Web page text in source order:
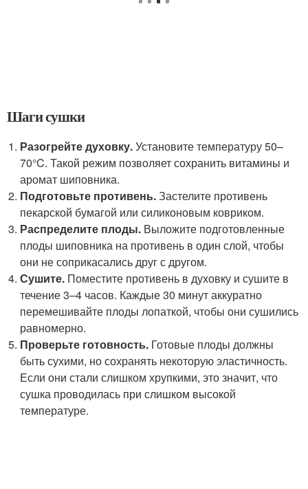
Шаги сушки
Разогрейте духовку.Установите температуру 50–
70°C. Такой режим позволяет сохранить витамины и
аромат шиповника.
Подготовьте противень.Застелите противень
пекарской бумагой или силиконовым ковриком.
Распределите плоды. Выложите подготовленные
плоды шиповника на противень в один слой, чтобы
они не соприкасались друг с другом.
Сушите. Поместите противень в духовку и сушите в
течение 3–4 часов. Каждые 30 минут аккуратно
перемешивайте плоды лопаткой, чтобы они сушились
равномерно.
Проверьте готовность. Готовые плоды должны
быть сухими, но сохранять некоторую эластичность.
Если они стали слишком хрупкими, это значит, что
сушка проводилась при слишком высокой
температуре.